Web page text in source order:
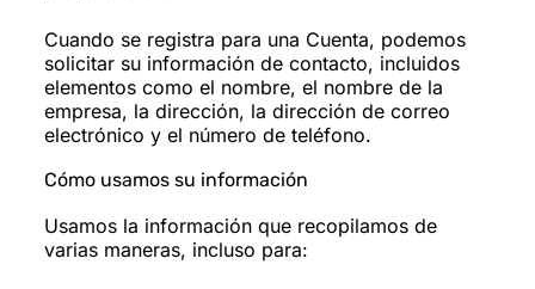
Cuando se registra para una Cuenta, podemos
solicitar su información de contacto, incluidos
elementos como el nombre, el nombre de la
empresa, la dirección, la dirección de correo
electrónico y el número de teléfono.
Cómo usamos su información
Usamos la información que recopilamos de
varias maneras, incluso para: